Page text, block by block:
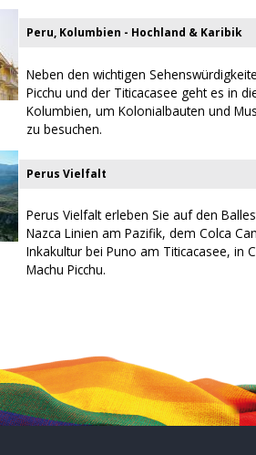
Peru, Kolumbien - Hochland & Karibik
Neben den wichtigen
Picchu und der Titicacasee geht es in
Kolumbien, um Kolonialbauten und
zu besuchen.
Perus Vielfalt
Perus Vielfalt erleben Sie auf den
Nazca Linien am Pazifik, dem Colca
Inkakultur bei Puno am Titicacasee, in
Machu Picchu.